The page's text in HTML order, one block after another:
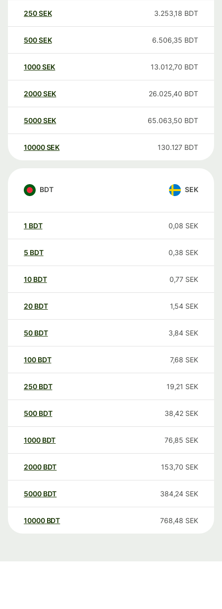
250SEK 3.253,18 BDT
500SEK 6.506,35 BDT
1000SEK 13.012,70 BDT
2000SEK 26.025,40 BDT
5000SEK 65.063,50 BDT
10000 SEK 130.127 BDT
BDT SEK
1 BDT 0,08 SEK
5 BDT 0,38 SEK
10 BDT 0,77 SEK
20 BDT 1,54 SEK
50 BDT 3,84 SEK
100 BDT 7,68 SEK
250 BDT 19,21 SEK
500 BDT 38,42 SEK
1000 BDT 76,85 SEK
2000 BDT 153,70 SEK
5000 BDT 384,24 SEK
10000 BDT 768,48 SEK